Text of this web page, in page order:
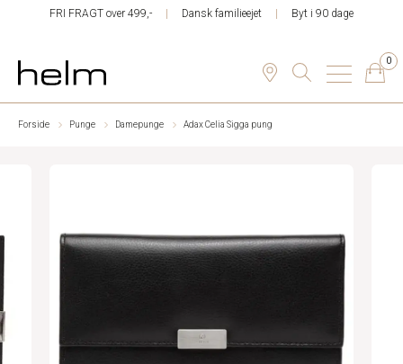
FRI FRAGT over 499,- Dansk familieejet Byt i 90 dage
0
Forside Punge Damepunge Adax Celia Sigga pung